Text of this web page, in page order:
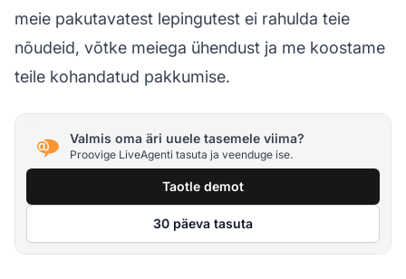
meie pakutavatest lepingutest ei rahulda teie
nõudeid, võtke meiega ühendust ja me koostame
teile kohandatud pakkumise.
Valmis oma äri uuele tasemele viima?
Proovige LiveAgenti tasuta ja veenduge ise.
Taotle demot
30 päeva tasuta